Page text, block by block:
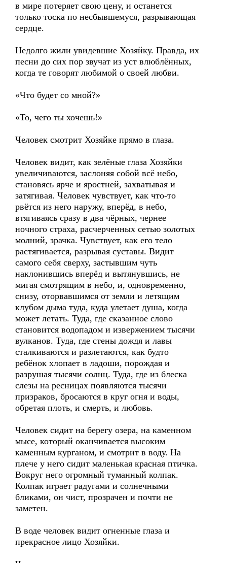
в мире потеряет свою цену, и останется
только тоска по несбывшемуся, разрывающая
сердце.
Недолго жили увидевшие Хозяйку. Правда, их
песни до сих пор звучат из уст влюблённых,
когда те говорят любимой о своей любви.
«Что будет со мной?»
«То, чего ты хочешь!»
Человек смотрит Хозяйке прямо в глаза.
Человек видит, как зелёные глаза Хозяйки
увеличиваются, заслоняя собой всё небо,
становясь ярче и яростней, захватывая и
затягивая. Человек чувствует, как что-то
рвётся из него наружу, вперёд, в небо,
втягиваясь сразу в два чёрных, чернее
ночного страха, расчерченных сетью золотых
молний, зрачка. Чувствует, как его тело
растягивается, разрывая суставы. Видит
самого себя сверху, застывшим чуть
наклонившись вперёд и вытянувшись, не
мигая смотрящим в небо, и, одновременно,
снизу, оторвавшимся от земли и летящим
клубом дыма туда, куда улетает душа, когда
может летать. Туда, где сказанное слово
становится водопадом и извержением тысячи
вулканов. Туда, где стены дождя и лавы
сталкиваются и разлетаются, как будто
ребёнок хлопает в ладоши, порождая и
разрушая тысячи солнц. Туда, где из блеска
слезы на ресницах появляются тысячи
призраков, бросаются в круг огня и воды,
обретая плоть, и смерть, и любовь.
Человек сидит на берегу озера, на каменном
мысе, который оканчивается высоким
каменным курганом, и смотрит в воду. На
плече у него сидит маленькая красная птичка.
Вокруг него огромный туманный колпак.
Колпак играет радугами и солнечными
бликами, он чист, прозрачен и почти не
заметен.
В воде человек видит огненные глаза и
прекрасное лицо Хозяйки.